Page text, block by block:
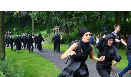
sport
berlin
nord